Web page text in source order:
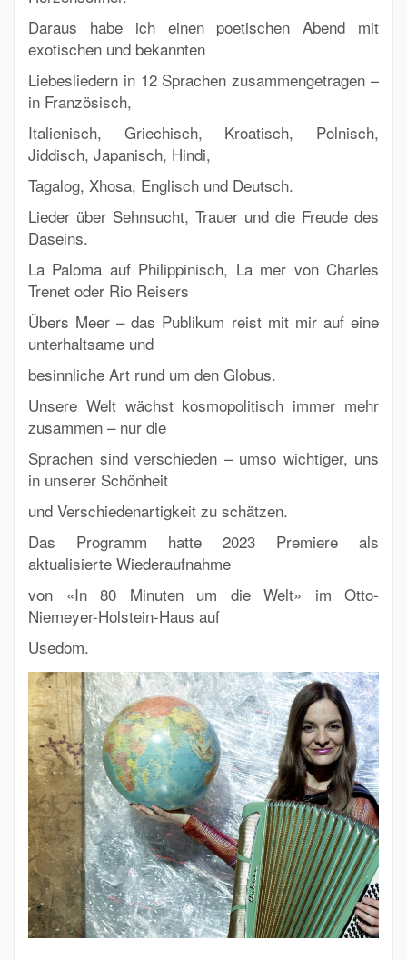
Daraus habe ich einen poetischen Abend mit
exotischen und bekannten
Liebesliedern in 12 Sprachen zusammengetragen –
in Französisch,
Italienisch, Griechisch, Kroatisch, Polnisch,
Jiddisch, Japanisch, Hindi,
Tagalog, Xhosa, Englisch und Deutsch.
Lieder über Sehnsucht, Trauer und die Freude des
Daseins.
La Paloma auf Philippinisch, La mer von Charles
Trenet oder Rio Reisers
Übers Meer – das Publikum reist mit mir auf eine
unterhaltsame und
besinnliche Art rund um den Globus.
Unsere Welt wächst kosmopolitisch immer mehr
zusammen – nur die
Sprachen sind verschieden – umso wichtiger, uns
in unserer Schönheit
und Verschiedenartigkeit zu schätzen.
Das Programm hatte 2023 Premiere als
aktualisierte Wiederaufnahme
von «In 80 Minuten um die Welt» im Otto-
Niemeyer-Holstein-Haus auf
Usedom.